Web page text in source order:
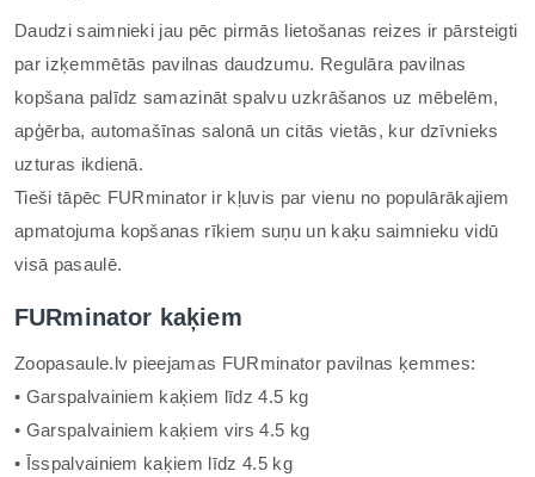
Daudzi saimnieki jau pēc pirmās lietošanas reizes ir pārsteigti
par izķemmētās pavilnas daudzumu. Regulāra pavilnas
kopšana palīdz samazināt spalvu uzkrāšanos uz mēbelēm,
apģērba, automašīnas salonā un citās vietās, kur dzīvnieks
uzturas ikdienā.
Tieši tāpēc FURminator ir kļuvis par vienu no populārākajiem
apmatojuma kopšanas rīkiem suņu un kaķu saimnieku vidū
visā pasaulē.
FURminator kaķiem
Zoopasaule.lv pieejamas FURminator pavilnas ķemmes:
• Garspalvainiem kaķiem līdz 4.5 kg
• Garspalvainiem kaķiem virs 4.5 kg
• Īsspalvainiem kaķiem līdz 4.5 kg